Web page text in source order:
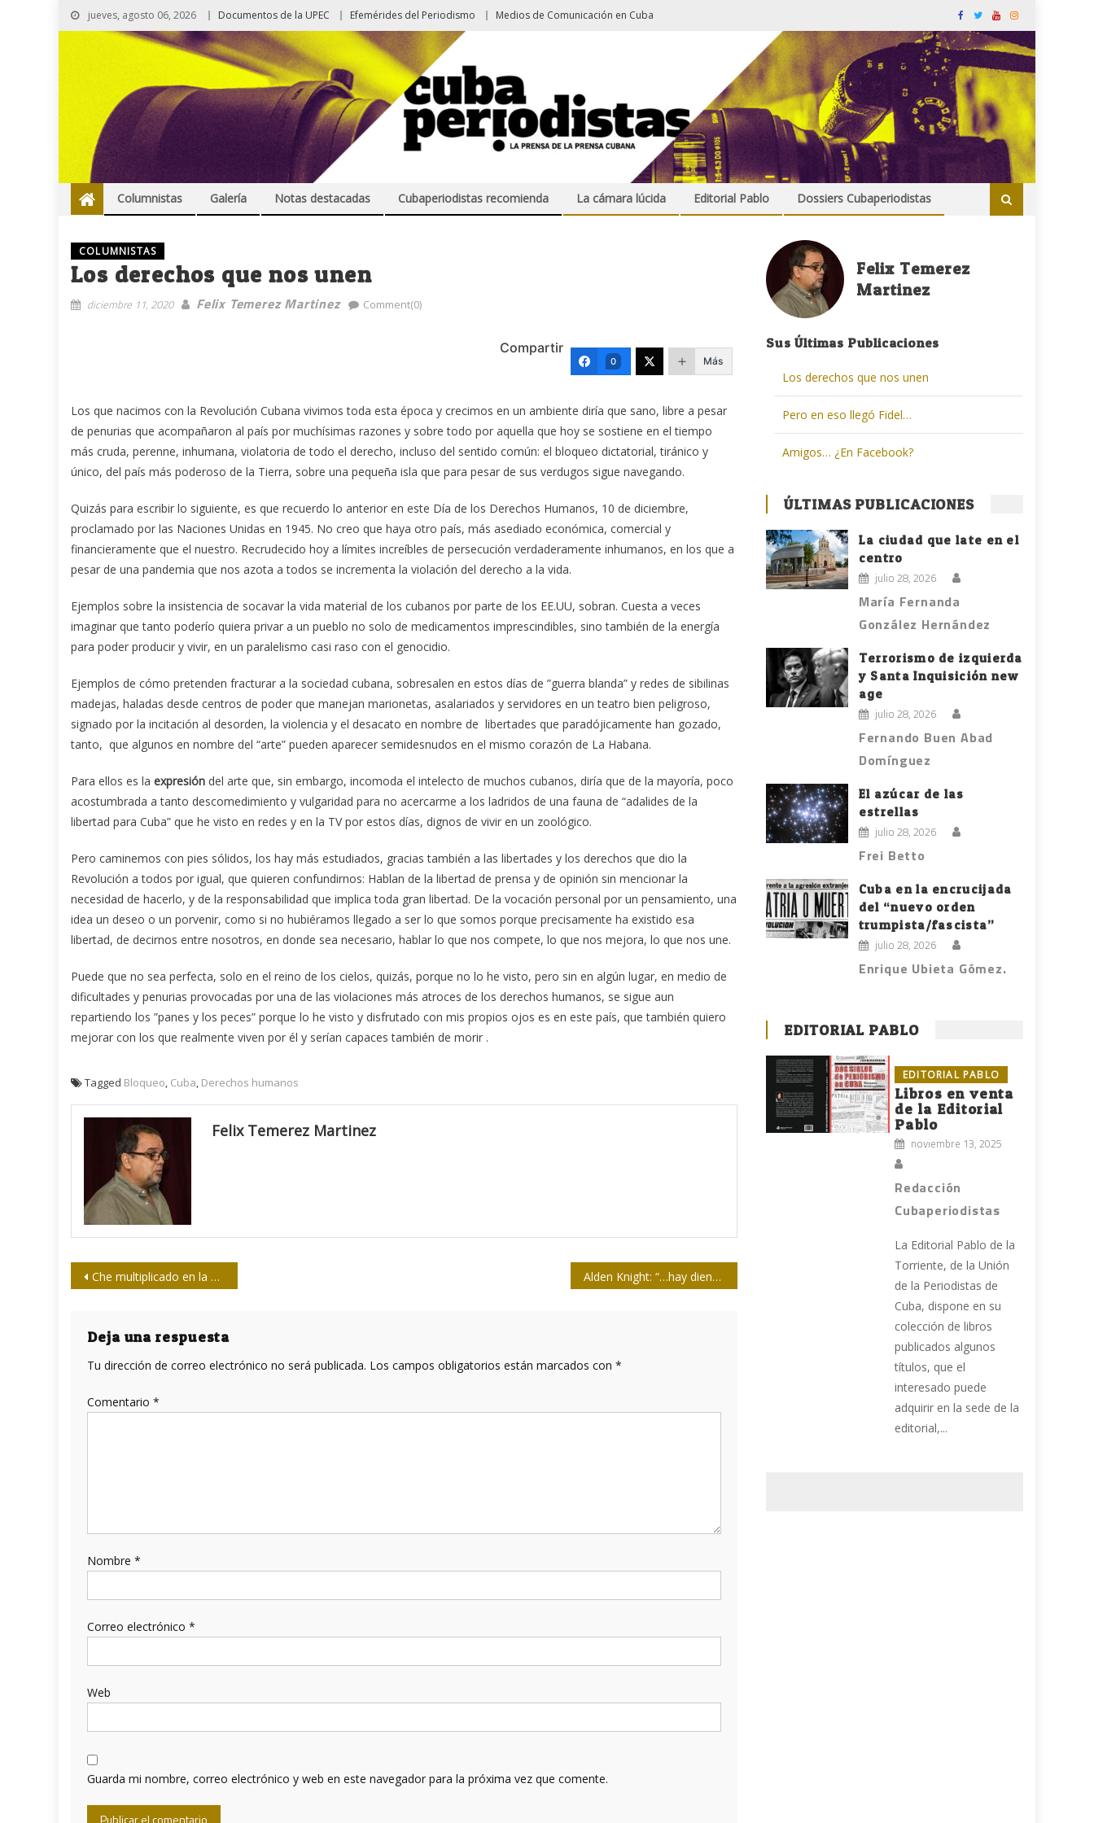
jueves, agosto 06, 2026 Documentos de la UPEC Efemérides del Periodismo Medios de Comunicación en Cuba
Columnistas Galería Notas destacadas Cubaperiodistas recomienda La cámara lúcida Editorial Pablo Dossiers Cubaperiodistas
COLUMNISTAS
Los derechos que nos unen
diciembre 11, 2020 Felix Temerez Martinez Comment(0)
Compartir
0 Más
Los que nacimos con la Revolución Cubana vivimos toda esta época y crecimos en un ambiente diría que sano, libre a pesar
de penurias que acompañaron al país por muchísimas razones y sobre todo por aquella que hoy se sostiene en el tiempo
más cruda, perenne, inhumana, violatoria de todo el derecho, incluso del sentido común: el bloqueo dictatorial, tiránico y
único, del país más poderoso de la Tierra, sobre una pequeña isla que para pesar de sus verdugos sigue navegando.
Quizás para escribir lo siguiente, es que recuerdo lo anterior en este Día de los Derechos Humanos, 10 de diciembre,
proclamado por las Naciones Unidas en 1945. No creo que haya otro país, más asediado económica, comercial y
financieramente que el nuestro. Recrudecido hoy a límites increíbles de persecución verdaderamente inhumanos, en los que a
pesar de una pandemia que nos azota a todos se incrementa la violación del derecho a la vida.
Ejemplos sobre la insistencia de socavar la vida material de los cubanos por parte de los EE.UU, sobran. Cuesta a veces
imaginar que tanto poderío quiera privar a un pueblo no solo de medicamentos imprescindibles, sino también de la energía
para poder producir y vivir, en un paralelismo casi raso con el genocidio.
Ejemplos de cómo pretenden fracturar a la sociedad cubana, sobresalen en estos días de ”guerra blanda” y redes de sibilinas
madejas, haladas desde centros de poder que manejan marionetas, asalariados y servidores en un teatro bien peligroso,
signado por la incitación al desorden, la violencia y el desacato en nombre de libertades que paradójicamente han gozado,
tanto, que algunos en nombre del “arte” pueden aparecer semidesnudos en el mismo corazón de La Habana.
Para ellos es la expresión del arte que, sin embargo, incomoda el intelecto de muchos cubanos, diría que de la mayoría, poco
acostumbrada a tanto descomedimiento y vulgaridad para no acercarme a los ladridos de una fauna de “adalides de la
libertad para Cuba” que he visto en redes y en la TV por estos días, dignos de vivir en un zoológico.
Pero caminemos con pies sólidos, los hay más estudiados, gracias también a las libertades y los derechos que dio la
Revolución a todos por igual, que quieren confundirnos: Hablan de la libertad de prensa y de opinión sin mencionar la
necesidad de hacerlo, y de la responsabilidad que implica toda gran libertad. De la vocación personal por un pensamiento, una
idea un deseo o un porvenir, como si no hubiéramos llegado a ser lo que somos porque precisamente ha existido esa
libertad, de decirnos entre nosotros, en donde sea necesario, hablar lo que nos compete, lo que nos mejora, lo que nos une.
Puede que no sea perfecta, solo en el reino de los cielos, quizás, porque no lo he visto, pero sin en algún lugar, en medio de
dificultades y penurias provocadas por una de las violaciones más atroces de los derechos humanos, se sigue aun
repartiendo los ”panes y los peces” porque lo he visto y disfrutado con mis propios ojos es en este país, que también quiero
mejorar con los que realmente viven por él y serían capaces también de morir .
Tagged Bloqueo, Cuba, Derechos humanos
Felix Temerez Martinez
Navegación
entradas
Che multiplicado en la heredad del arte Alden Knight: “…hay dientes rotos entre nosotros”
Deja una respuesta
Tu dirección de correo electrónico no será publicada. Los campos obligatorios están marcados con *
Comentario *
Nombre *
Correo electrónico *
Web
Guarda mi nombre, correo electrónico y web en este navegador para la próxima vez que comente.
Felix Temerez
Martinez
Sus Últimas Publicaciones
Los derechos que nos unen
Pero en eso llegó Fidel…
Amigos… ¿En Facebook?
ÚLTIMAS PUBLICACIONES
La ciudad que late en el
centro
julio 28, 2026
María Fernanda
González Hernández
Terrorismo de izquierda
y Santa Inquisición new
age
julio 28, 2026
Fernando Buen Abad
Domínguez
El azúcar de las
estrellas
julio 28, 2026
Frei Betto
Cuba en la encrucijada
del “nuevo orden
trumpista/fascista”
julio 28, 2026
Enrique Ubieta Gómez.
EDITORIAL PABLO
EDITORIAL PABLO
Libros en venta
de la Editorial
Pablo
noviembre 13, 2025
Redacción
Cubaperiodistas
La Editorial Pablo de la
Torriente, de la Unión
de la Periodistas de
Cuba, dispone en su
colección de libros
publicados algunos
títulos, que el
interesado puede
adquirir en la sede de la
editorial,...